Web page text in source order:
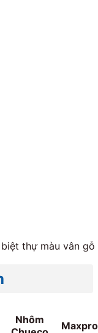
thự màu vân gỗ
Nhôm
Maxpro